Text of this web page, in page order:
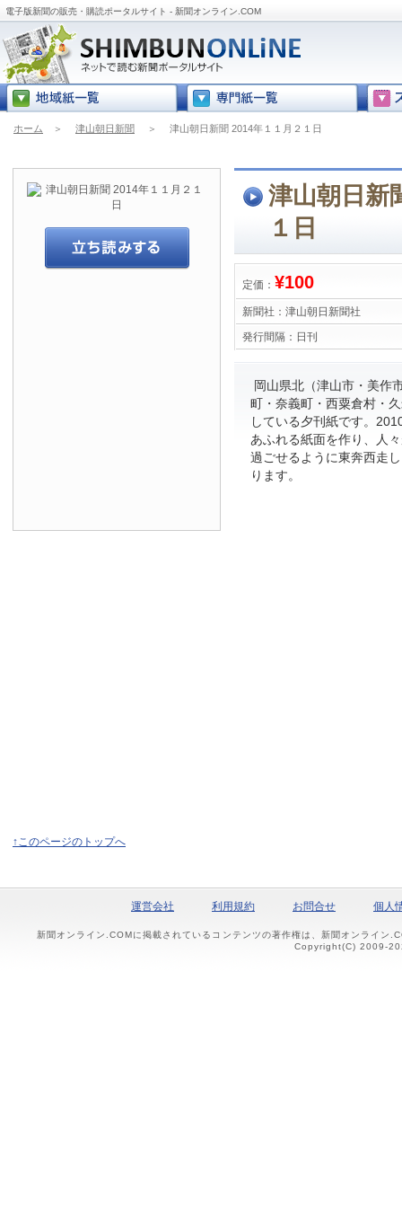
電子版新聞の販売・購読ポータルサイト - 新聞オンライン.COM
ホーム ＞ 津山朝日新聞 ＞ 津山朝日新聞 2014年１１月２１日
津山朝日新
１日
定価： ¥100
新聞社： 津山朝日新聞社
発行間隔： 日刊
岡山県北（津山市・美作
町・奈義町・西粟倉村・
している夕刊紙です。
あふれる紙面を作り、人
過ごせるように東奔西走
ります。
↑このページのトップへ
運営会社 利用規約 お問合せ 個人
新聞オンライン.COMに掲載されているコンテンツの著作権は、新聞オンライン
Copyright(C) 2009-